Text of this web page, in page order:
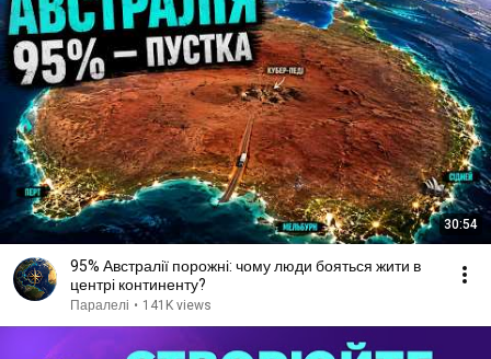
30:54
95% Австралії порожні: чому люди бояться жити в
центрі континенту?
Паралелі • 141K views